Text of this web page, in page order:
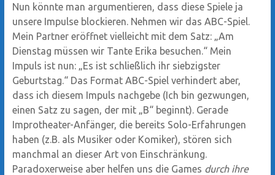
Nun könnte man argumentieren, dass diese Spiele ja
unsere Impulse blockieren. Nehmen wir das ABC-Spiel.
Mein Partner eröffnet vielleicht mit dem Satz: „Am
Dienstag müssen wir Tante Erika besuchen.“ Mein
Impuls ist nun: „Es ist schließlich ihr siebzigster
Geburtstag.“ Das Format ABC-Spiel verhindert aber,
dass ich diesem Impuls nachgebe (Ich bin gezwungen,
einen Satz zu sagen, der mit „B“ beginnt). Gerade
Improtheater-Anfänger, die bereits Solo-Erfahrungen
haben (z.B. als Musiker oder Komiker), stören sich
manchmal an dieser Art von Einschränkung.
Paradoxerweise aber helfen uns die Games durch ihre